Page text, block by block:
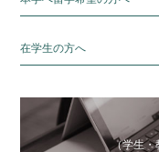
在学生の方へ
（学生